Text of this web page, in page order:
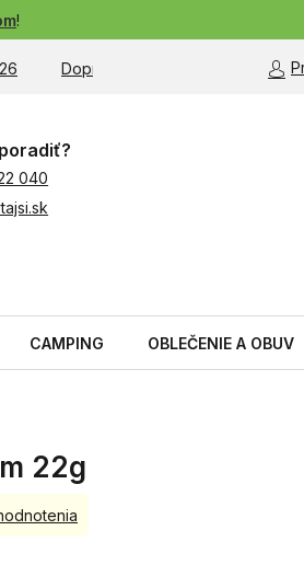
!
Doprava a platba Moja
040
CAMPING OBLEČENIE A OBUV
22g